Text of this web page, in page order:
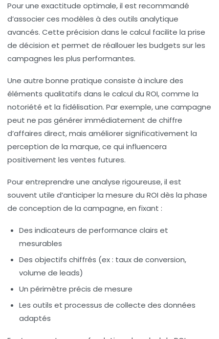
Pour une exactitude optimale, il est recommandé
d’associer ces modèles à des outils analytique
avancés. Cette précision dans le calcul facilite la prise
de décision et permet de réallouer les budgets sur les
campagnes les plus performantes.
Une autre bonne pratique consiste à inclure des
éléments qualitatifs dans le calcul du ROI, comme la
notoriété et la fidélisation. Par exemple, une campagne
peut ne pas générer immédiatement de chiffre
d’affaires direct, mais améliorer significativement la
perception de la marque, ce qui influencera
positivement les ventes futures.
Pour entreprendre une analyse rigoureuse, il est
souvent utile d’anticiper la mesure du ROI dès la phase
de conception de la campagne, en fixant :
Des indicateurs de performance clairs et
mesurables
Des objectifs chiffrés (ex : taux de conversion,
volume de leads)
Un périmètre précis de mesure
Les outils et processus de collecte des données
adaptés